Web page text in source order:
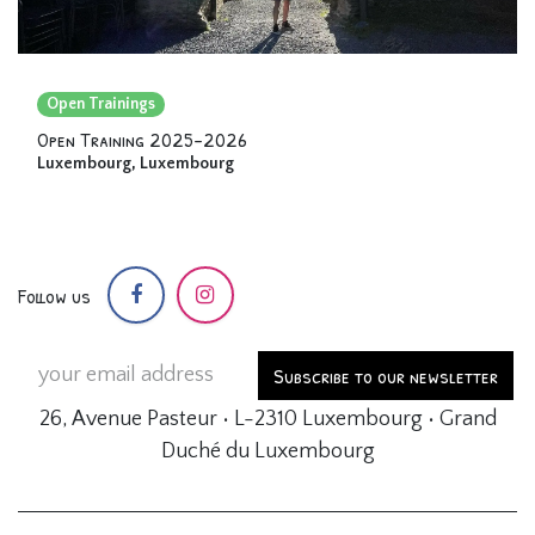
Open Trainings
Open Training 2025-2026
Luxembourg, Luxembourg
Follow us
Subscribe to our newsletter
26, Avenue Pasteur • L-2310 Luxembourg • Grand
Duché du Luxembourg